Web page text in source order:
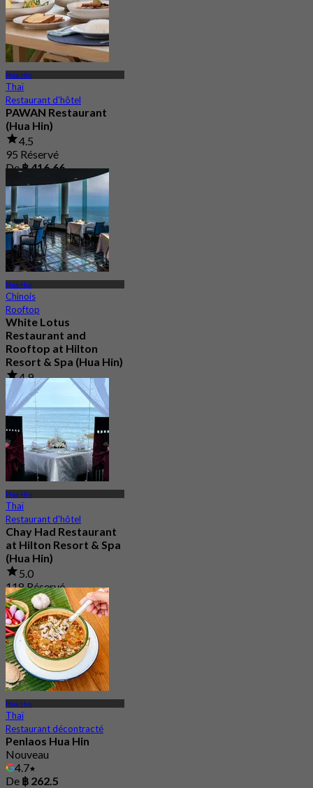
Hua Hin
Thaï
Restaurant d'hôtel
PAWAN Restaurant
(Hua Hin)
4.5
95 Réservé
De฿ 416.66
Hua Hin
Chinois
Rooftop
White Lotus
Restaurant and
Rooftop at Hilton
Resort & Spa (Hua Hin)
4.9
3.3K Réservé
De฿ 700
Hua Hin
Thaï
Restaurant d'hôtel
Chay Had Restaurant
at Hilton Resort & Spa
(Hua Hin)
5.0
118 Réservé
De฿ 2,250
Hua Hin
Thaï
Restaurant décontracté
Penlaos Hua Hin
Nouveau
4.7
De ฿ 262.5